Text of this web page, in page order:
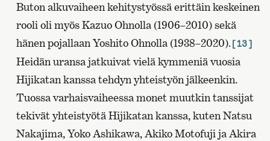
Buton alkuvaiheen kehitystyössä erittäin keskeinen
rooli oli myös Kazuo Ohnolla (1906–2010) sekä
hänen pojallaan Yoshito Ohnolla (1938–2020).[13]
Heidän uransa jatkuivat vielä kymmeniä vuosia
Hijikatan kanssa tehdyn yhteistyön jälkeenkin.
Tuossa varhaisvaiheessa monet muutkin tanssijat
tekivät yhteistyötä Hijikatan kanssa, kuten Natsu
Nakajima, Yoko Ashikawa, Akiko Motofuji ja Akira